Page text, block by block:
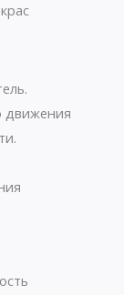
движения